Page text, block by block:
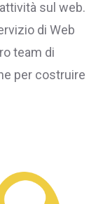
sul web.
di Web
team di
per costruire